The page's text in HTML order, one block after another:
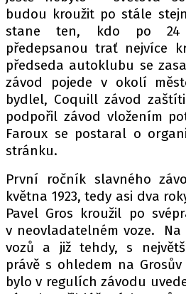
budou kroužit po stále
stane ten, kdo po 24
předepsanou trať nejvíce
předseda autoklubu se
závod pojede v okolí
bydlel, Coquill závod
podpořil závod vložením
Faroux se postaral o
stránku.
První ročník slavného
května 1923, tedy asi dva
Pavel Gros kroužil po
v neovladatelném voze. Na
vozů a již tehdy, s
právě s ohledem na
bylo v regulích závodu